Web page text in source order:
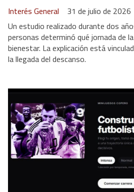
Interés General
31 de julio de 2026
Un estudio realizado durante dos
personas determinó qué jornada de
bienestar. La explicación está
la llegada del descanso.